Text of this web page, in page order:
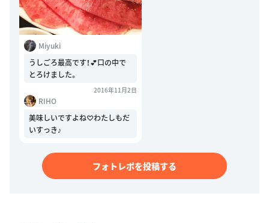
Miyuki
うしごろ最高です！💕口の中で
とろけました。
2016年11月2日
RIHO
美味しいですよね♡わたしもだ
いすっき♪
フォトレポを投稿する